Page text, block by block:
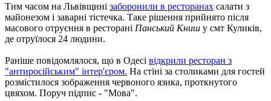
Тим часом на Львівщині заборонили в ресторанах салати з
майонезом і заварні тістечка. Таке рішення прийнято після
масового отруєння в ресторані Панський Книш у смт Куликів,
де отруїлося 24 людини.
Раніше повідомлялося, що в Одесі відкрили ресторан з
"антиросійським" інтер'єром. На стіні за столиками для гостей
розмістилося зображення червоного язика, проткнутого
цвяхом. Поруч підпис - "Мова".